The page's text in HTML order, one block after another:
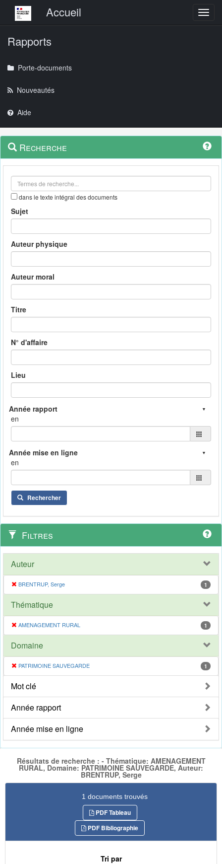
Menu principalAccueil
Rapports
Porte-documents
Nouveautés
Aide
Navigation
outils
Menu
contextuel
Recherche
dans le texte intégral des documents
Sujet
Auteur physique
Auteur moral
Titre
N° d'affaire
Lieu
en
en
Rechercher
Filtres
Auteur
BRENTRUP, Serge 1
Thématique
AMENAGEMENT RURAL 1
Domaine
PATRIMOINE SAUVEGARDE 1
Mot clé
Année rapport
Année mise en ligne
Résultats de recherche : - Thématique: AMENAGEMENT
RURAL, Domaine: PATRIMOINE SAUVEGARDE, Auteur:
BRENTRUP, Serge
1 documents trouvés
PDF Tableau
PDF Bibliographie
Tri par